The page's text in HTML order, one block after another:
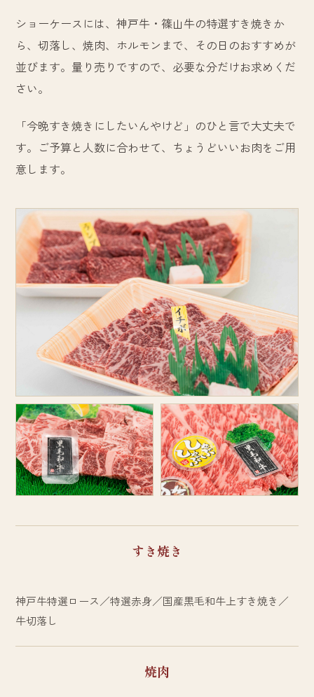
ショーケースには、神戸牛・篠山牛の特選すき焼きか
ら、切落し、焼肉、ホルモンまで、その日のおすすめが
並びます。量り売りですので、必要な分だけお求めくだ
さい。
「今晩すき焼きにしたいんやけど」のひと言で大丈夫で
す。ご予算と人数に合わせて、ちょうどいいお肉をご用
意します。
すき焼き
神戸牛特選ロース／特選赤身／国産黒毛和牛上すき焼き／
牛切落し
焼肉